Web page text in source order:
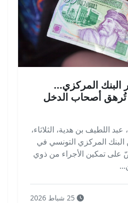
البنك المركزي…
تُرهق أصحاب الدخل
اللطيف بن هدية، الثلاثاء،
المركزي التونسي في
كان ينصّ على تمكين الأجراء من ذوي